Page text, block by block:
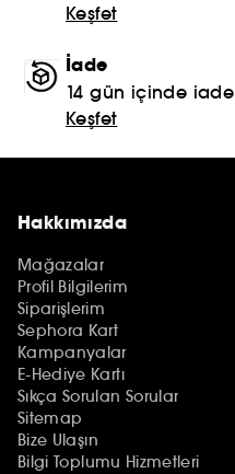
Keşfet
İade
14 gün içinde iade
Keşfet
Hakkımızda
Mağazalar
Profil Bilgilerim
Siparişlerim
Sephora Kart
Kampanyalar
E-Hediye Kartı
Sıkça Sorulan Sorular
Sitemap
Bize Ulaşın
Bilgi Toplumu Hizmetleri